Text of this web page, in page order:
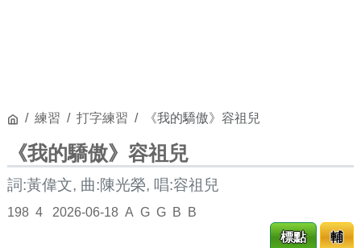
練習 打字練習 《我的驕傲》容祖兒
《我的驕傲》容祖兒
詞:黃偉文, 曲:陳光榮, 唱:容祖兒
198 4 2026-06-18 A G G B
B
標點
輔